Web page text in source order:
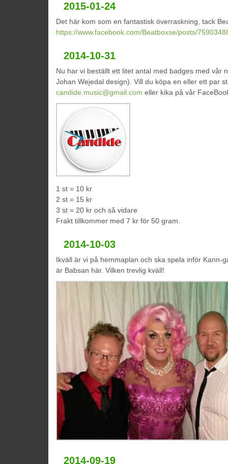
2015-01-24
Det här kom som en fantastisk överraskning, tack
https://www.facebook.com/Beatboxse/posts/
2014-10-31
Nu har vi beställt ett litet antal med badges med vår
Johan Wejedal design). Vill du köpa en eller ett par
candide.music@gmail.com eller kika på vår
1 st = 10 kr
2 st = 15 kr
3 st = 20 kr och så vidare
Frakt tillkommer med 7 kr för 50 gram.
2014-10-03
Ikväll är vi på hemmaplan och ska spela inför Kann-
är Babsan här. Vilken trevlig kväll!
2014-09-19